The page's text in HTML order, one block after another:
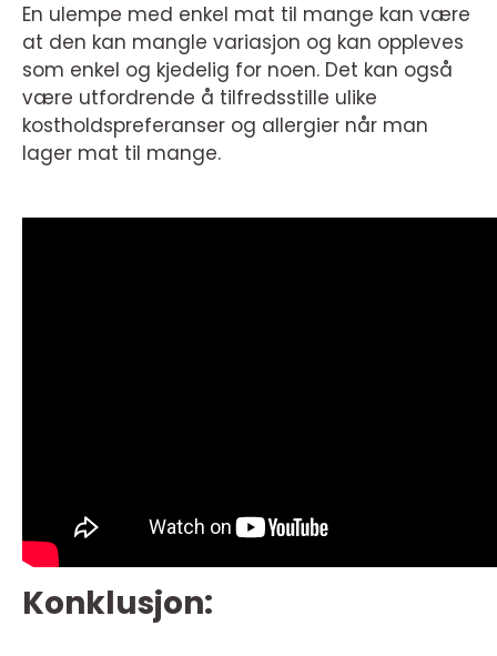
En ulempe med enkel mat til mange kan være
at den kan mangle variasjon og kan oppleves
som enkel og kjedelig for noen. Det kan også
være utfordrende å tilfredsstille ulike
kostholdspreferanser og allergier når man
lager mat til mange.
Konklusjon: